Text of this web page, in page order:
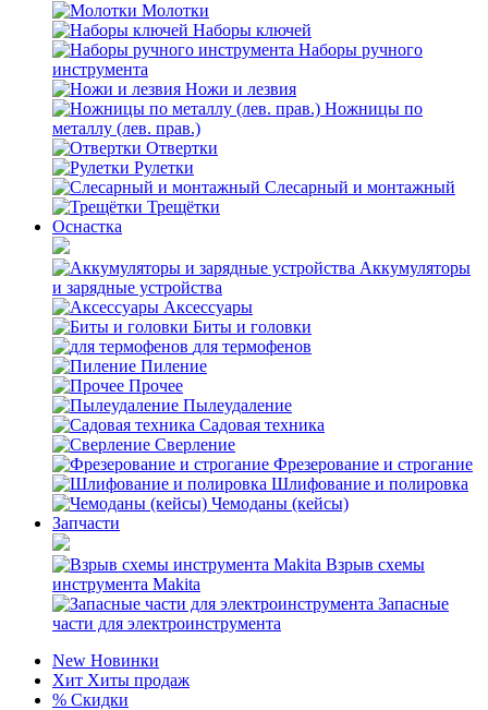
Молотки
Наборы ключей
Наборы ручного
инструмента
Ножи и лезвия
Ножницы по
металлу (лев. прав.)
Отвертки
Рулетки
Слесарный и монтажный
Трещётки
Оснастка
Аккумуляторы
и зарядные устройства
Аксессуары
Биты и головки
для термофенов
Пиление
Прочее
Пылеудаление
Садовая техника
Сверление
Фрезерование и строгание
Шлифование и полировка
Чемоданы (кейсы)
Запчасти
Взрыв схемы
инструмента Makita
Запасные
части для электроинструмента
New Новинки
Хит Хиты продаж
% Скидки